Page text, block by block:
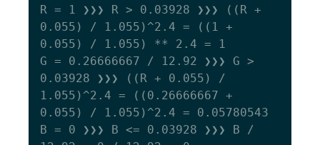
R = 1 ❯❯❯ R > 0.03928 ❯❯❯ ((R +
0.055) / 1.055)^2.4 = ((1 +
0.055) / 1.055) ** 2.4 = 1
G = 0.26666667 / 12.92 ❯❯❯ G >
0.03928 ❯❯❯ ((R + 0.055) /
1.055)^2.4 = ((0.26666667 +
0.055) / 1.055)^2.4 = 0.05780543
B = 0 ❯❯❯ B <= 0.03928 ❯❯❯ B /